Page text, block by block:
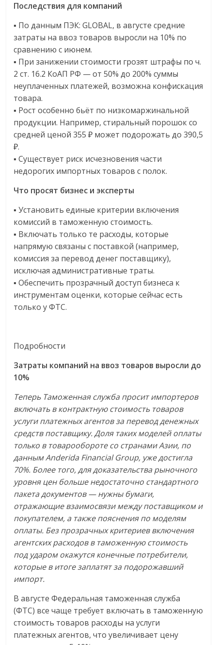
Последствия для компаний
▪️ По данным ПЭК: GLOBAL, в августе средние
затраты на ввоз товаров выросли на 10% по
сравнению с июнем.
▪️ При занижении стоимости грозят штрафы по ч.
2 ст. 16.2 КоАП РФ — от 50% до 200% суммы
неуплаченных платежей, возможна конфискация
товара.
▪️ Рост особенно бьёт по низкомаржинальной
продукции. Например, стиральный порошок со
средней ценой 355 ₽ может подорожать до 390,5
₽.
▪️ Существует риск исчезновения части
недорогих импортных товаров с полок.
Что просят бизнес и эксперты
▪️ Установить единые критерии включения
комиссий в таможенную стоимость.
▪️ Включать только те расходы, которые
напрямую связаны с поставкой (например,
комиссия за перевод денег поставщику),
исключая административные траты.
▪️ Обеспечить прозрачный доступ бизнеса к
инструментам оценки, которые сейчас есть
только у ФТС.
Подробности
Затраты компаний на ввоз товаров выросли до
10%
Теперь Таможенная служба просит импортеров
включать в контрактную стоимость товаров
услуги платежных агентов за перевод денежных
средств поставщику. Доля таких моделей оплаты
только в товарообороте со странами Азии, по
данным Anderida Financial Group, уже достигла
70%. Более того, для доказательства рыночного
уровня цен больше недостаточно стандартного
пакета документов — нужны бумаги,
отражающие взаимосвязи между поставщиком и
покупателем, а также пояснения по моделям
оплаты. Без прозрачных критериев включения
агентских расходов в таможенную стоимость
под ударом окажутся конечные потребители,
которые в итоге заплатят за подорожавший
импорт.
В августе Федеральная таможенная служба
(ФТС) все чаще требует включать в таможенную
стоимость товаров расходы на услуги
платежных агентов, что увеличивает цену